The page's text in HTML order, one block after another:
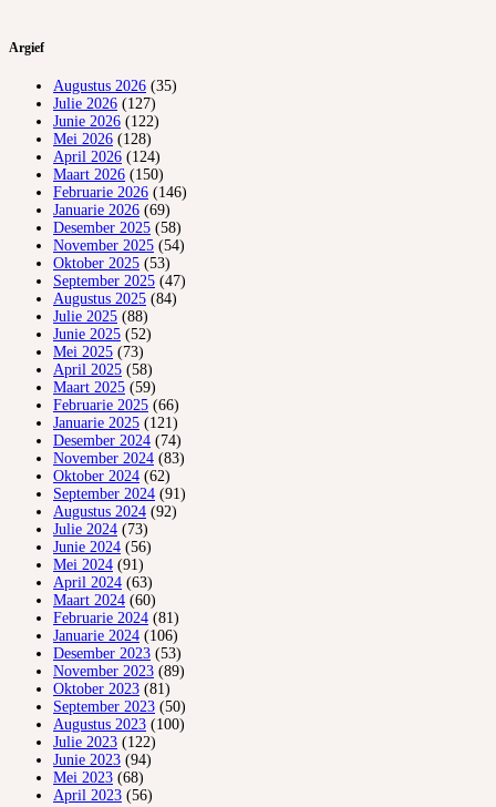
Argief
Augustus 2026 (35)
Julie 2026 (127)
Junie 2026 (122)
Mei 2026 (128)
April 2026 (124)
Maart 2026 (150)
Februarie 2026 (146)
Januarie 2026 (69)
Desember 2025 (58)
November 2025 (54)
Oktober 2025 (53)
September 2025 (47)
Augustus 2025 (84)
Julie 2025 (88)
Junie 2025 (52)
Mei 2025 (73)
April 2025 (58)
Maart 2025 (59)
Februarie 2025 (66)
Januarie 2025 (121)
Desember 2024 (74)
November 2024 (83)
Oktober 2024 (62)
September 2024 (91)
Augustus 2024 (92)
Julie 2024 (73)
Junie 2024 (56)
Mei 2024 (91)
April 2024 (63)
Maart 2024 (60)
Februarie 2024 (81)
Januarie 2024 (106)
Desember 2023 (53)
November 2023 (89)
Oktober 2023 (81)
September 2023 (50)
Augustus 2023 (100)
Julie 2023 (122)
Junie 2023 (94)
Mei 2023 (68)
April 2023 (56)